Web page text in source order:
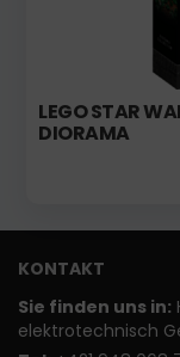
LEGO STAR
DIORAMA
KONTAKT
Sie finden uns in:
elektrotechnisch